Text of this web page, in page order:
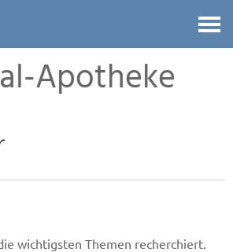
Apotheke
wichtigsten Themen recherchiert.